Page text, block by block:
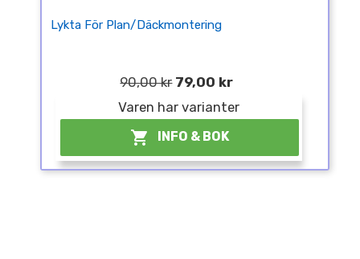
Lykta För Plan/däckmontering
90,00 kr 79,00 kr
Varen har varianter
¤
 INFO & BOK